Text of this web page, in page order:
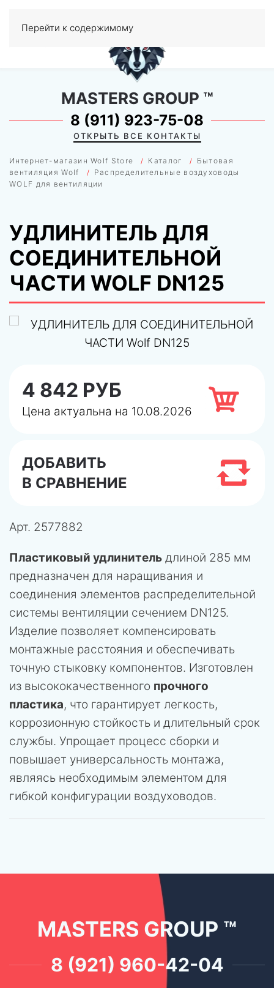
Перейти к содержимому
0
Интернет-магазин Wolf Store Каталог
Бытовая
вентиляция Wolf
Распределительные воздуховоды
WOLF для вентиляции
MASTERS GROUP ™
8 (911) 923-75-08
ОТКРЫТЬ ВСЕ КОНТАКТЫ
УДЛИНИТЕЛЬ ДЛЯ
СОЕДИНИТЕЛЬНОЙ
ЧАСТИ WOLF DN125
4 842 РУБ
Цена актуальна на 10.08.2026
ДОБАВИТЬ
В СРАВНЕНИЕ
Арт. 2577882
Пластиковый удлинитель длиной 285 мм
предназначен для наращивания и
соединения элементов распределительной
системы вентиляции сечением DN125.
Изделие позволяет компенсировать
монтажные расстояния и обеспечивать
точную стыковку компонентов. Изготовлен
из высококачественного прочного
пластика, что гарантирует легкость,
коррозионную стойкость и длительный срок
службы. Упрощает процесс сборки и
повышает универсальность монтажа,
являясь необходимым элементом для
гибкой конфигурации воздуховодов.
MASTERS GROUP ™
8 (921) 960-42-04